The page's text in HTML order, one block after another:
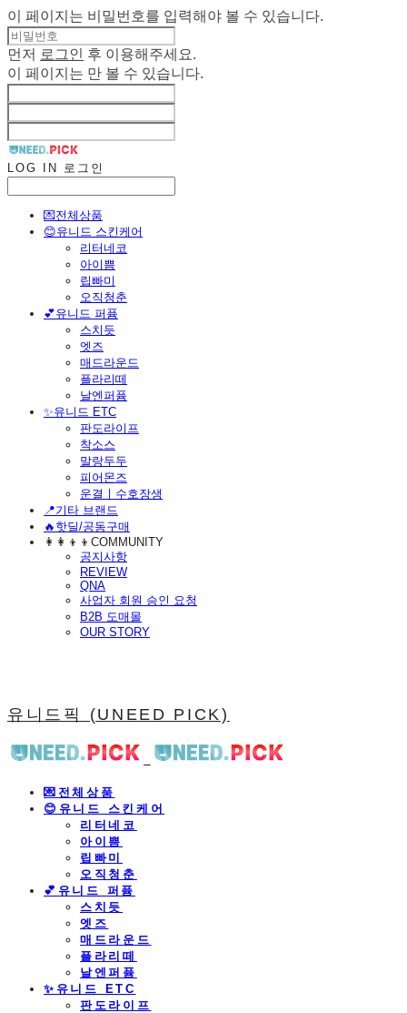
이 페이지는 비밀번호를 입력해야 볼 수 있습니다.
먼저 로그인
후 이용해주세요.
이 페이지는 만 볼 수 있습니다.
LOG IN 로그인
💌전체상품
😊유니드 스킨케어
리터네코
아이쁨
립빠미
오직청춘
💕유니드 퍼퓸
스치듯
엣즈
매드라운드
플라리떼
날엔퍼퓸
​✨유니드 ETC
판도라이프
착소스
말랑두두
피어몬즈
운결ㅣ수호장생
📍기타 브랜드
🔥핫딜/공동구매
👩‍👩‍👦‍👦COMMUNITY
공지사항
REVIEW
QNA
사업자 회원 승인 요청
B2B 도매몰
OUR STORY
유니드픽 (UNEED PICK)
💌전체상품
😊유니드 스킨케어
리터네코
아이쁨
립빠미
오직청춘
💕유니드 퍼퓸
스치듯
엣즈
매드라운드
플라리떼
날엔퍼퓸
​✨유니드 ETC
판도라이프